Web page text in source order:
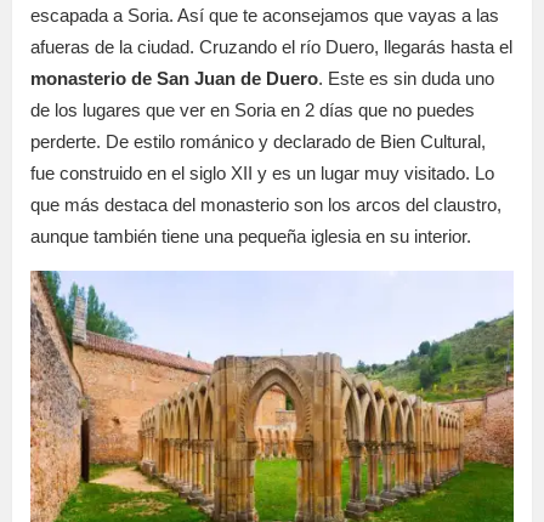
escapada a Soria. Así que te aconsejamos que vayas a las
afueras de la ciudad. Cruzando el río Duero, llegarás hasta el
monasterio de San Juan de Duero. Este es sin duda uno
de los lugares que ver en Soria en 2 días que no puedes
perderte. De estilo románico y declarado de Bien Cultural,
fue construido en el siglo XII y es un lugar muy visitado. Lo
que más destaca del monasterio son los arcos del claustro,
aunque también tiene una pequeña iglesia en su interior.